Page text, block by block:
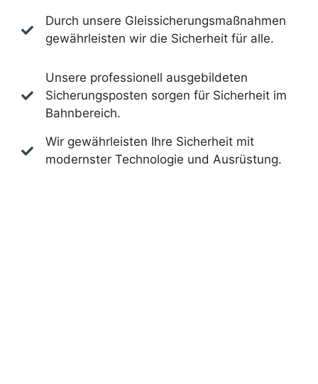
Durch unsere Gleissicherungsmaßnahmen
gewährleisten wir die Sicherheit für alle.
Unsere professionell ausgebildeten
Sicherungsposten sorgen für Sicherheit im
Bahnbereich.
Wir gewährleisten Ihre Sicherheit mit
modernster Technologie und Ausrüstung.